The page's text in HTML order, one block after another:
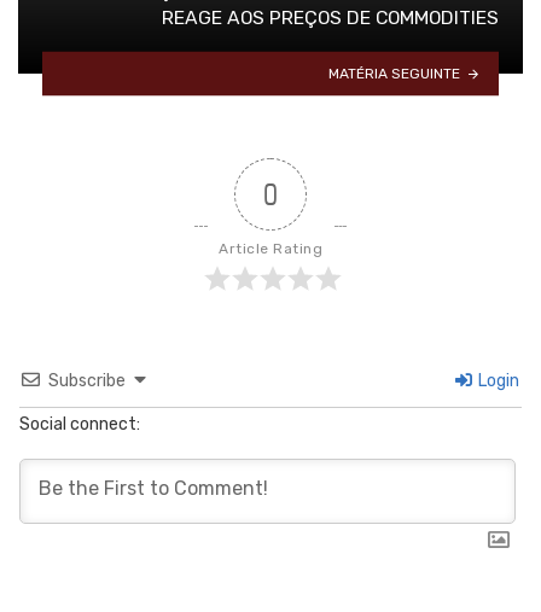
REAGE AOS PREÇOS DE COMMODITIES
MATÉRIA SEGUINTE
0
Article Rating
Subscribe Login
Social connect: